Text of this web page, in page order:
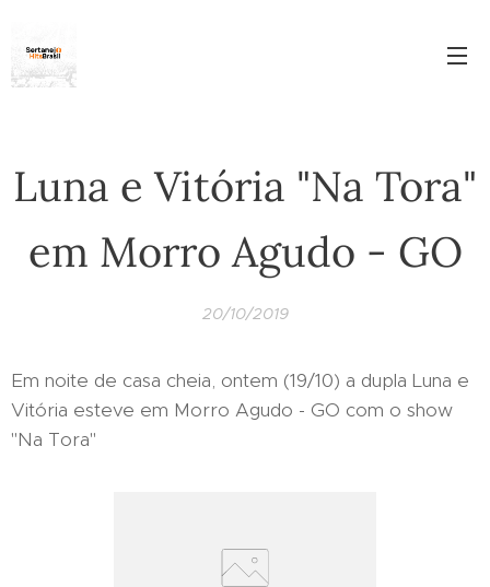
Luna e Vitória "Na Tora"
em Morro Agudo - GO
20/10/2019
Em noite de casa cheia, ontem (19/10) a dupla Luna e
Vitória esteve em Morro Agudo - GO com o show
"Na Tora"